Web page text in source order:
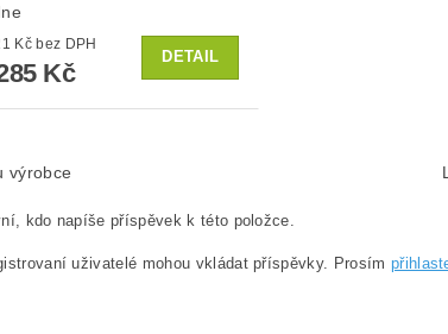
od 6 021 Kč bez DPH
Kč
DETAIL
výrobce
kdo napíše příspěvek k této položce.
uživatelé mohou vkládat příspěvky. Prosím